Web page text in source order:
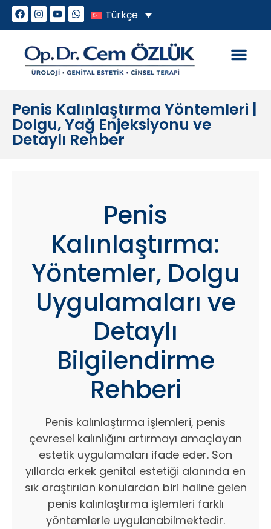
Türkçe
Penis Kalınlaştırma Yöntemleri |
Dolgu, Yağ Enjeksiyonu ve
Detaylı Rehber
Penis
Kalınlaştırma:
Yöntemler, Dolgu
Uygulamaları ve
Detaylı
Bilgilendirme
Rehberi
Penis kalınlaştırma işlemleri, penis
çevresel kalınlığını artırmayı amaçlayan
estetik uygulamaları ifade eder. Son
yıllarda erkek genital estetiği alanında en
sık araştırılan konulardan biri haline gelen
penis kalınlaştırma işlemleri farklı
yöntemlerle uygulanabilmektedir.